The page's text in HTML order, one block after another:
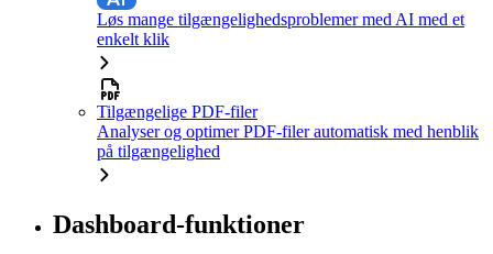
Løs mange tilgængelighedsproblemer med AI med et
enkelt klik
Tilgængelige PDF-filer
Analyser og optimer PDF-filer automatisk med henblik
på tilgængelighed
Dashboard-funktioner